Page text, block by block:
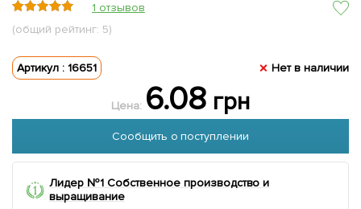
1 отзывов
(общий рейтинг: 5)
Артикул : 16651 Нет в наличии
Цена: 6.08 грн
Сообщить о поступлении
Лидер №1 Собственное производство и
выращивание